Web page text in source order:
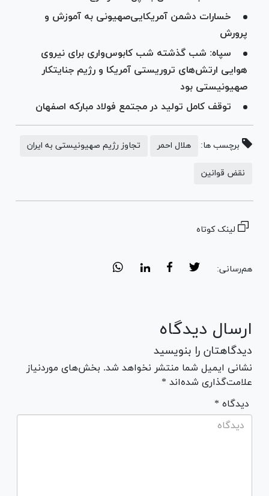
خسارات دشمن آمریکایی‌صهیونی به آموزش‌ و
پرورش
سپاه: شب گذشته شب کابوس‌واری برای نیروی
هوایی ارتش‌های تروریستی آمریکا و رژیم جنایتکار
صهیونیستی بود
توقف کامل تولید در مجتمع فولاد مبارکه اصفهان
برچسب ها: هلال احمر تجاوز رژیم صهیونیستی به ایران
نقض قوانین
لینک کوتاه
هم‌رسانی:
ارسال دیدگاه
دیدگاهتان را بنویسید
نشانی ایمیل شما منتشر نخواهد شد. بخش‌های موردنیاز
علامت‌گذاری شده‌اند *
* دیدگاه